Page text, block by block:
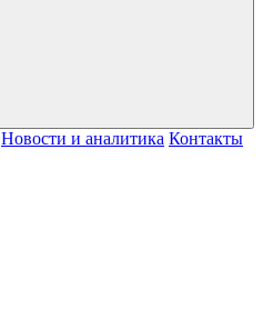
Новости и аналитика Контакты